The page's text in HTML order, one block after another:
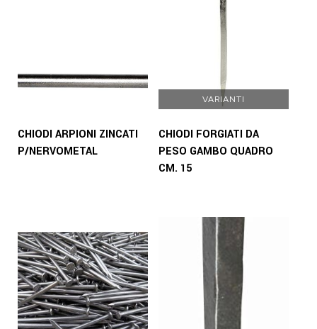
CHIODI ARPIONI ZINCATI
P/NERVOMETAL
VARIANTI
CHIODI FORGIATI DA
PESO GAMBO QUADRO
CM. 15